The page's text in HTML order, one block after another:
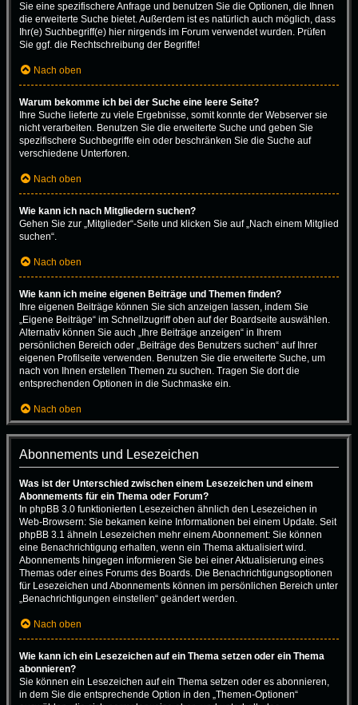
Sie eine spezifischere Anfrage und benutzen Sie die Optionen, die Ihnen
die erweiterte Suche bietet. Außerdem ist es natürlich auch möglich, dass
Ihr(e) Suchbegriff(e) hier nirgends im Forum verwendet wurden. Prüfen
Sie ggf. die Rechtschreibung der Begriffe!
Nach oben
Warum bekomme ich bei der Suche eine leere Seite?
Ihre Suche lieferte zu viele Ergebnisse, somit konnte der Webserver sie
nicht verarbeiten. Benutzen Sie die erweiterte Suche und geben Sie
spezifischere Suchbegriffe ein oder beschränken Sie die Suche auf
verschiedene Unterforen.
Nach oben
Wie kann ich nach Mitgliedern suchen?
Gehen Sie zur „Mitglieder“-Seite und klicken Sie auf „Nach einem Mitglied
suchen“.
Nach oben
Wie kann ich meine eigenen Beiträge und Themen finden?
Ihre eigenen Beiträge können Sie sich anzeigen lassen, indem Sie
„Eigene Beiträge“ im Schnellzugriff oben auf der Boardseite auswählen.
Alternativ können Sie auch „Ihre Beiträge anzeigen“ in Ihrem
persönlichen Bereich oder „Beiträge des Benutzers suchen“ auf Ihrer
eigenen Profilseite verwenden. Benutzen Sie die erweiterte Suche, um
nach von Ihnen erstellen Themen zu suchen. Tragen Sie dort die
entsprechenden Optionen in die Suchmaske ein.
Nach oben
Abonnements und Lesezeichen
Was ist der Unterschied zwischen einem Lesezeichen und einem
Abonnements für ein Thema oder Forum?
In phpBB 3.0 funktionierten Lesezeichen ähnlich den Lesezeichen in
Web-Browsern: Sie bekamen keine Informationen bei einem Update. Seit
phpBB 3.1 ähneln Lesezeichen mehr einem Abonnement: Sie können
eine Benachrichtigung erhalten, wenn ein Thema aktualisiert wird.
Abonnements hingegen informieren Sie bei einer Aktualisierung eines
Themas oder eines Forums des Boards. Die Benachrichtigungsoptionen
für Lesezeichen und Abonnements können im persönlichen Bereich unter
„Benachrichtigungen einstellen“ geändert werden.
Nach oben
Wie kann ich ein Lesezeichen auf ein Thema setzen oder ein Thema
abonnieren?
Sie können ein Lesezeichen auf ein Thema setzen oder es abonnieren,
in dem Sie die entsprechende Option in den „Themen-Optionen“